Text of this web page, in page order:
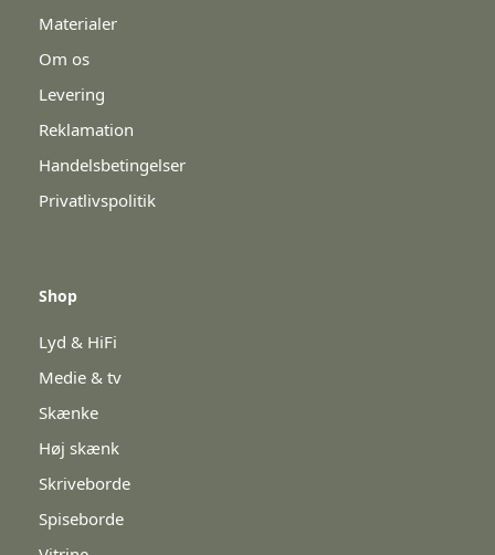
Materialer
Om os
Levering
Reklamation
Handelsbetingelser
Privatlivspolitik
Shop
Lyd & HiFi
Medie & tv
Skænke
Høj skænk
Skriveborde
Spiseborde